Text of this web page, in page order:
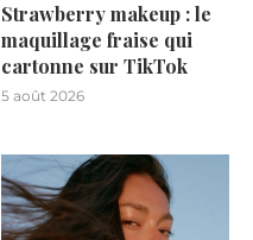
Strawberry makeup : le
maquillage fraise qui
cartonne sur TikTok
5 août 2026